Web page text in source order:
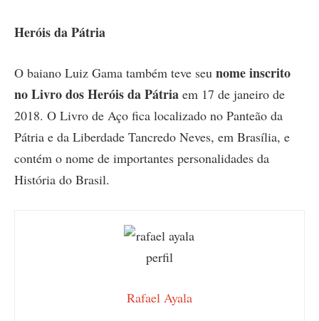
Heróis da Pátria
O baiano Luiz Gama também teve seu nome inscrito
no Livro dos Heróis da Pátria em 17 de janeiro de
2018. O Livro de Aço fica localizado no Panteão da
Pátria e da Liberdade Tancredo Neves, em Brasília, e
contém o nome de importantes personalidades da
História do Brasil.
Rafael Ayala